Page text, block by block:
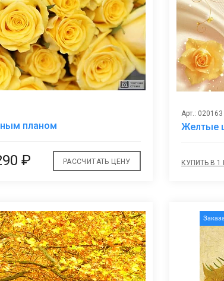
планом
избранное
₽ РАССЧИТАТЬ ЦЕНУ
Арт.: 020163
Желтые
КУПИТЬ В 1